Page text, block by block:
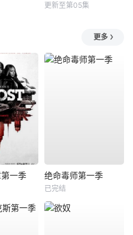
更新至第05集
更多
一季 绝命毒师第一季
已完结